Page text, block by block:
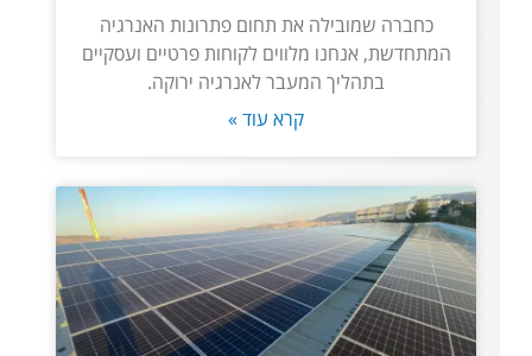
כחברה שמובילה את תחום פתרונות האנרגיה
המתחדשת, אנחנו מלווים לקוחות פרטיים ועסקיים
בתהליך המעבר לאנרגיה ירוקה.
קרא עוד »